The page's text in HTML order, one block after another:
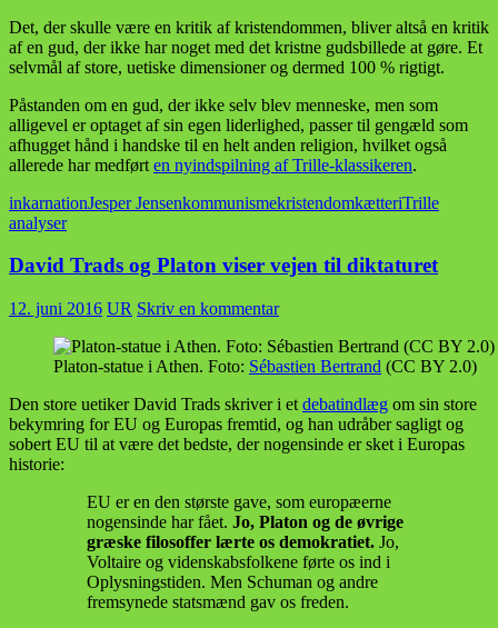
Det, der skulle være en kritik af kristendommen, bliver altså en kritik
af en gud, der ikke har noget med det kristne gudsbillede at gøre. Et
selvmål af store, uetiske dimensioner og dermed 100 % rigtigt.
Påstanden om en gud, der ikke selv blev menneske, men som
alligevel er optaget af sin egen liderlighed, passer til gengæld som
afhugget hånd i handske til en helt anden religion, hvilket også
allerede har medført en nyindspilning af Trille-klassikeren.
inkarnationJesper JensenkommunismekristendomkætteriTrille
analyser
David Trads og Platon viser vejen til diktaturet
12. juni 2016 UR Skriv en kommentar
Platon-statue i Athen. Foto: Sébastien Bertrand (CC BY 2.0)
Den store uetiker David Trads skriver i et debatindlæg om sin store
bekymring for EU og Europas fremtid, og han udråber sagligt og
sobert EU til at være det bedste, der nogensinde er sket i Europas
historie:
EU er en den største gave, som europæerne
nogensinde har fået. Jo, Platon og de øvrige
græske filosoffer lærte os demokratiet. Jo,
Voltaire og videnskabsfolkene førte os ind i
Oplysningstiden. Men Schuman og andre
fremsynede statsmænd gav os freden.